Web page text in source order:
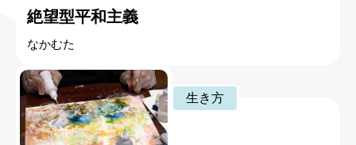
絶望型平和主義
なかむた
生き方